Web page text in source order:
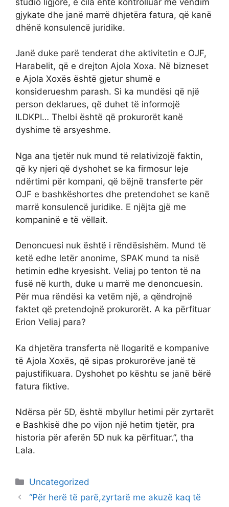
gjykate dhe janë marrë dhjetëra fatura, që kanë
dhënë konsulencë juridike.
Janë duke parë tenderat dhe aktivitetin e OJF,
Harabelit, që e drejton Ajola Xoxa. Në bizneset
e Ajola Xoxës është gjetur shumë e
konsiderueshm parash. Si ka mundësi që një
person deklarues, që duhet të informojë
ILDKPI… Thelbi është që prokurorët kanë
dyshime të arsyeshme.
Nga ana tjetër nuk mund të relativizojë faktin,
që ky njeri që dyshohet se ka firmosur leje
ndërtimi për kompani, që bëjnë transferte për
OJF e bashkëshortes dhe pretendohet se kanë
marrë konsulencë juridike. E njëjta gjë me
kompaninë e të vëllait.
Denoncuesi nuk është i rëndësishëm. Mund të
ketë edhe letër anonime, SPAK mund ta nisë
hetimin edhe kryesisht. Veliaj po tenton të na
fusë në kurth, duke u marrë me denoncuesin.
Për mua rëndësi ka vetëm një, a qëndrojnë
faktet që pretendojnë prokurorët. A ka përfituar
Erion Veliaj para?
Ka dhjetëra transferta në llogaritë e kompanive
të Ajola Xoxës, që sipas prokurorëve janë të
pajustifikuara. Dyshohet po kështu se janë bërë
fatura fiktive.
Ndërsa për 5D, është mbyllur hetimi për zyrtarët
e Bashkisë dhe po vijon një hetim tjetër, pra
historia për aferën 5D nuk ka përfituar.”, tha
Lala.
Categories
Uncategorized
“Për herë të parë,zyrtarë me akuzë kaq të